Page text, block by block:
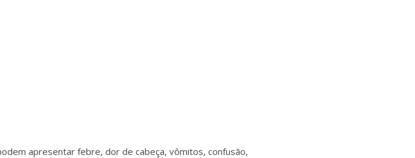
apresentar febre, dor de cabeça, vômitos, confusão,